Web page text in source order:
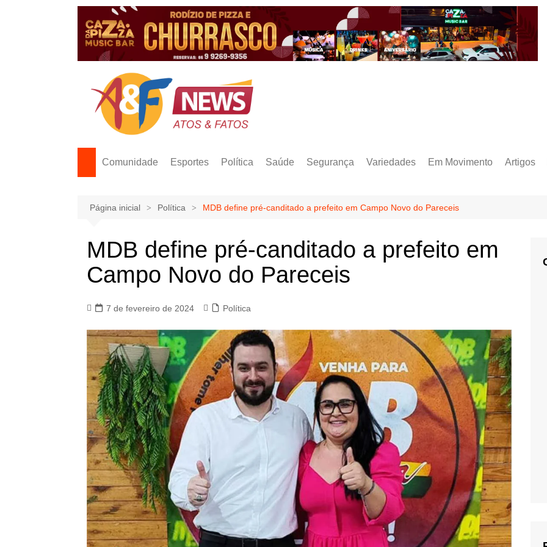
Comunidade Esportes Política Saúde Segurança Variedades Em Movimento Artigos
Página inicial Política MDB define pré-canditado a prefeito em Campo Novo do Pareceis
MDB define pré-canditado a prefeito em
Campo Novo do Pareceis
7 de fevereiro de 2024 Política